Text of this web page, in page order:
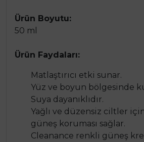
Ürün Boyutu:
50 ml
Ürün Faydaları:
Matlaştırıcı etki sunar.
Yüz ve boyun bölgesinde
Suya dayanıklıdır.
Yağlı ve düzensiz ciltler
güneş koruması sağlar.
Cleanance renkli güneş